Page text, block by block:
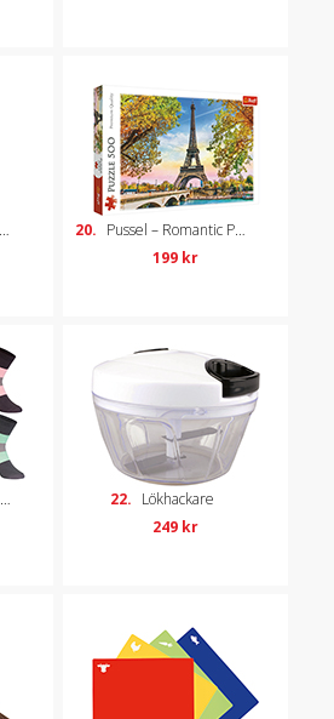
20. Pussel – Romantic Paris, 500 bitar
199 kr
22. Lökhackare
249 kr